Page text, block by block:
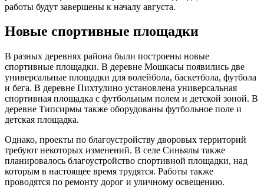
работы будут завершены к началу августа.
Новые спортивные площадки
В разных деревнях района были построены новые
спортивные площадки. В деревне Мошкасы появились две
универсальные площадки для волейбола, баскетбола, футбола
и бега. В деревне Пихтулино установлена универсальная
спортивная площадка с футбольным полем и детской зоной. В
деревне Типсирмы также оборудованы футбольное поле и
детская площадка.
Однако, проекты по благоустройству дворовых территорий
требуют некоторых изменений. В селе Синьялы также
планировалось благоустройство спортивной площадки, над
которым в настоящее время трудятся. Работы также
проводятся по ремонту дорог и уличному освещению.